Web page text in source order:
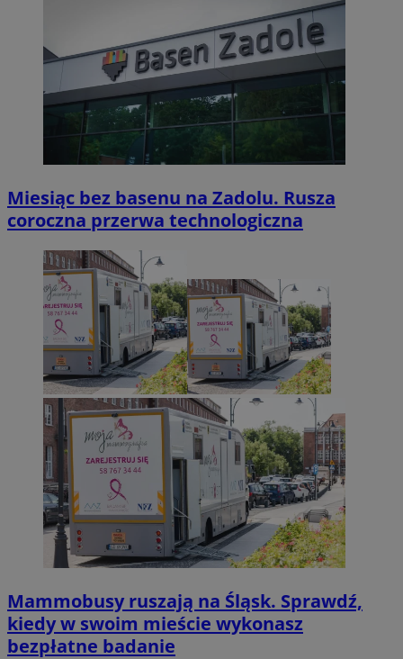
Miesiąc bez basenu na Zadolu. Rusza
coroczna przerwa technologiczna
Mammobusy ruszają na Śląsk. Sprawdź,
kiedy w swoim mieście wykonasz
bezpłatne badanie